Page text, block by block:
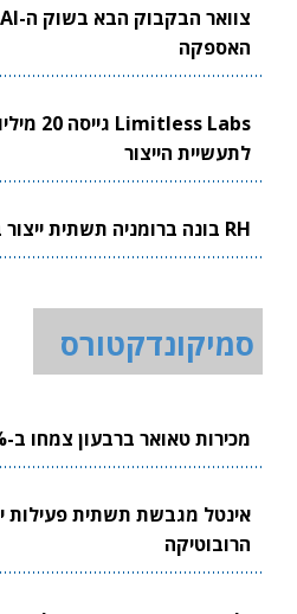
האספקה
לתעשיית הייצור
RH בונה ברומניה תשתית ייצור ביטחוני ישראלית
סמיקונדקטורס
מכירות טאואר ברבעון צמחו ב-24%
אינטל מגבשת תשתית פעילות
הרובוטיקה